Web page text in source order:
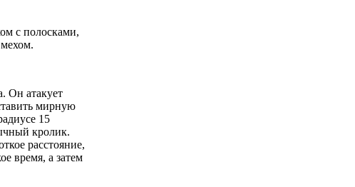
с полосками,
Он атакует
мирную
15
кролик.
расстояние,
время, а затем